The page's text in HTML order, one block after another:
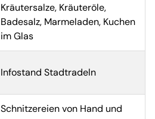
Kräutersalze, Kräuteröle,
Badesalz, Marmeladen, Kuchen
im Glas
Infostand Stadtradeln
Schnitzereien von Hand und